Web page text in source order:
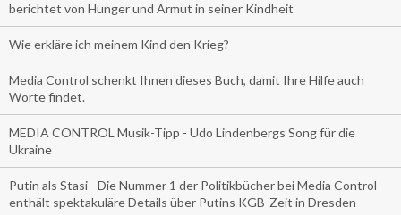
berichtet von Hunger und Armut in seiner Kindheit
Wie erkläre ich meinem Kind den Krieg?
Media Control schenkt Ihnen dieses Buch, damit Ihre Hilfe auch
Worte findet.
MEDIA CONTROL Musik-Tipp - Udo Lindenbergs Song für die
Ukraine
Putin als Stasi - Die Nummer 1 der Politikbücher bei Media Control
enthält spektakuläre Details über Putins KGB-Zeit in Dresden